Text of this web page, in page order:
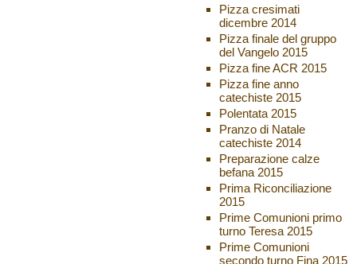
Pizza cresimati
dicembre 2014
Pizza finale del gruppo
del Vangelo 2015
Pizza fine ACR 2015
Pizza fine anno
catechiste 2015
Polentata 2015
Pranzo di Natale
catechiste 2014
Preparazione calze
befana 2015
Prima Riconciliazione
2015
Prime Comunioni primo
turno Teresa 2015
Prime Comunioni
secondo turno Fina 2015